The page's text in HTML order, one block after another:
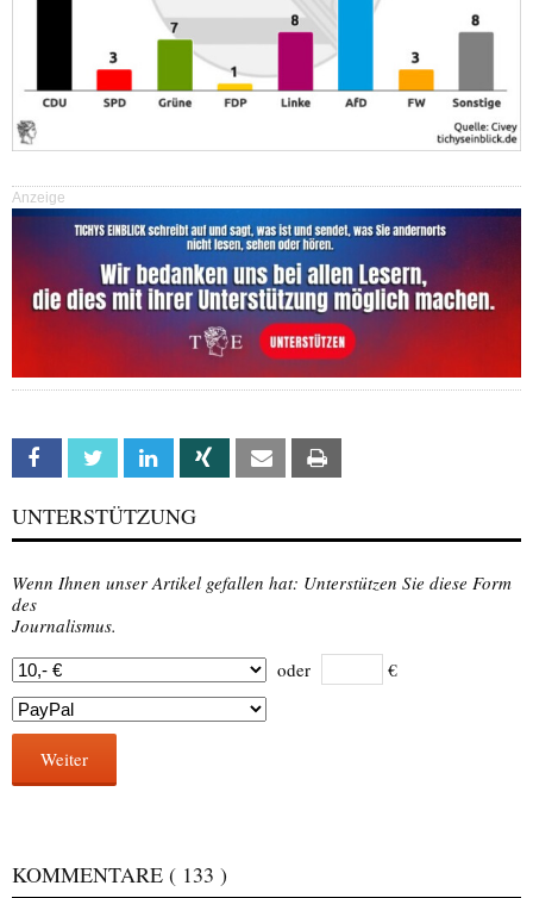
Anzeige
Facebook Twitter Linkedin Xing Email
UNTERSTÜTZUNG
Wenn Ihnen unser Artikel gefallen hat: Unterstützen Sie diese Form
des
Journalismus.
oder
€
Weiter
KOMMENTARE ( 133 )